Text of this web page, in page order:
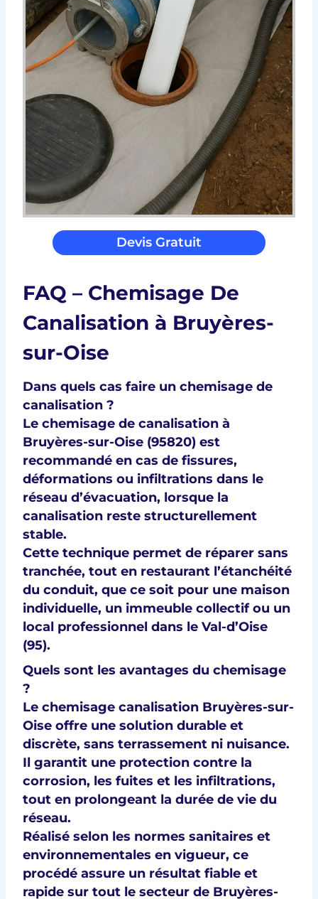
Devis Gratuit
FAQ – Chemisage De
Canalisation à Bruyères-
sur-Oise
Dans quels cas faire un chemisage de
canalisation ?
Le chemisage de canalisation à
Bruyères-sur-Oise (95820) est
recommandé en cas de fissures,
déformations ou infiltrations dans le
réseau d’évacuation, lorsque la
canalisation reste structurellement
stable.
Cette technique permet de réparer sans
tranchée, tout en restaurant l’étanchéité
du conduit, que ce soit pour une maison
individuelle, un immeuble collectif ou un
local professionnel dans le Val-d’Oise
(95).
Quels sont les avantages du chemisage
?
Le chemisage canalisation Bruyères-sur-
Oise offre une solution durable et
discrète, sans terrassement ni nuisance.
Il garantit une protection contre la
corrosion, les fuites et les infiltrations,
tout en prolongeant la durée de vie du
réseau.
Réalisé selon les normes sanitaires et
environnementales en vigueur, ce
procédé assure un résultat fiable et
rapide sur tout le secteur de Bruyères-